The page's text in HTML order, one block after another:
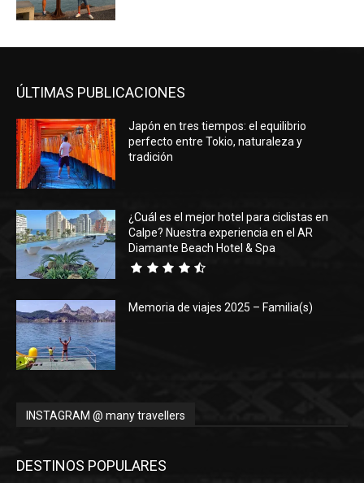
ÚLTIMAS PUBLICACIONES
Japón en tres tiempos: el equilibrio
perfecto entre Tokio, naturaleza y
tradición
¿Cuál es el mejor hotel para ciclistas en
Calpe? Nuestra experiencia en el AR
Diamante Beach Hotel & Spa
Memoria de viajes 2025 – Familia(s)
INSTAGRAM @ many travellers
DESTINOS POPULARES